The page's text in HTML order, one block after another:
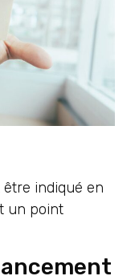
indiqué en
un point